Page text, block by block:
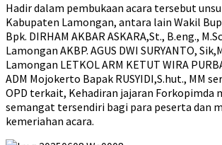
Hadir dalam pembukaan acara tersebut
Kabupaten Lamongan, antara lain Wakil
Bpk. DIRHAM AKBAR ASKARA,St., B.eng.,
Lamongan AKBP. AGUS DWI SURYANTO,
Lamongan LETKOL ARM KETUT WIRA
ADM Mojokerto Bapak RUSYIDI,S.hut., MM
OPD terkait, Kehadiran jajaran Forkopimda
semangat tersendiri bagi para peserta dan
kemeriahan acara.